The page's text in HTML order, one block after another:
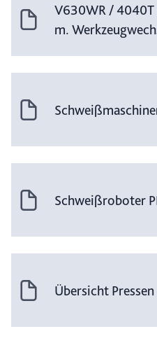
V630WR / 4040T
m.
Schweißroboter
Übersicht Pressen